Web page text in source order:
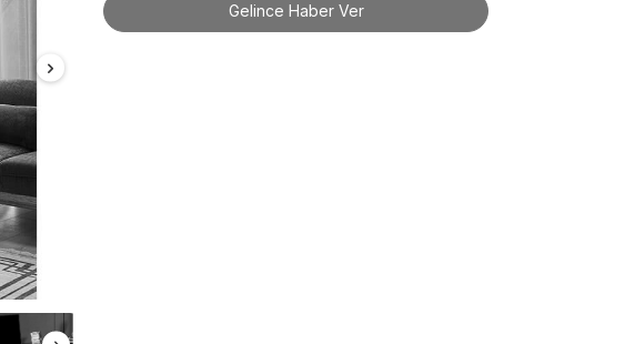
Gelince Haber Ver